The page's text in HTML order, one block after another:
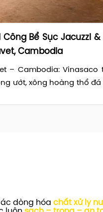
Bể Sục Jacuzzi
Cambodia
– Cambodia:
ướt, xông hoàng thổ
dòng hóa chất xử lý